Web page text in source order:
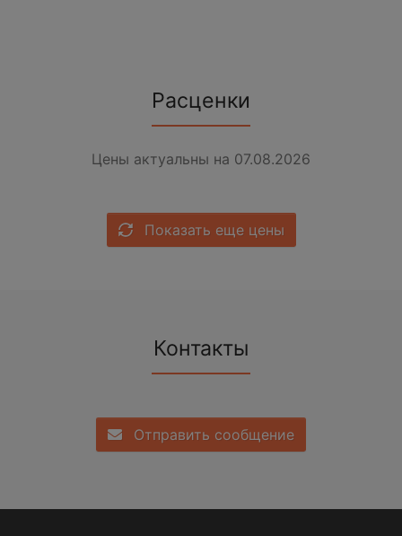
Расценки
Цены актуальны на 07.08.2026
Показать еще цены
Контакты
Отправить сообщение